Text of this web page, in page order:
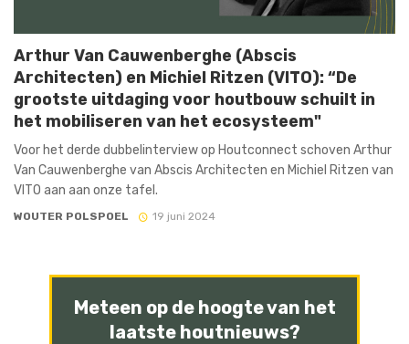
Arthur Van Cauwenberghe (Abscis
Architecten) en Michiel Ritzen (VITO): “De
grootste uitdaging voor houtbouw schuilt in
het mobiliseren van het ecosysteem"
Voor het derde dubbelinterview op Houtconnect schoven Arthur
Van Cauwenberghe van Abscis Architecten en Michiel Ritzen van
VITO aan aan onze tafel.
WOUTER POLSPOEL 19 juni 2024
Meteen op de hoogte van het
laatste houtnieuws?